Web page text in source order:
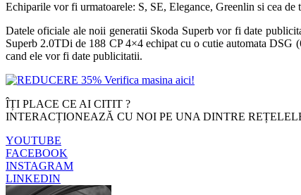
Echiparile vor fi urmatoarele: S, SE, Elegance, Greenlin si cea
Datele oficiale ale noii generatii Skoda Superb vor fi date
Superb 2.0TDi de 188 CP 4×4 echipat cu o cutie automata DSG
cand ele vor fi date publicitatii.
ÎȚI PLACE CE AI CITIT ?
INTERACȚIONEAZĂ CU NOI PE UNA DINTRE
YOUTUBE
FACEBOOK
INSTAGRAM
LINKEDIN